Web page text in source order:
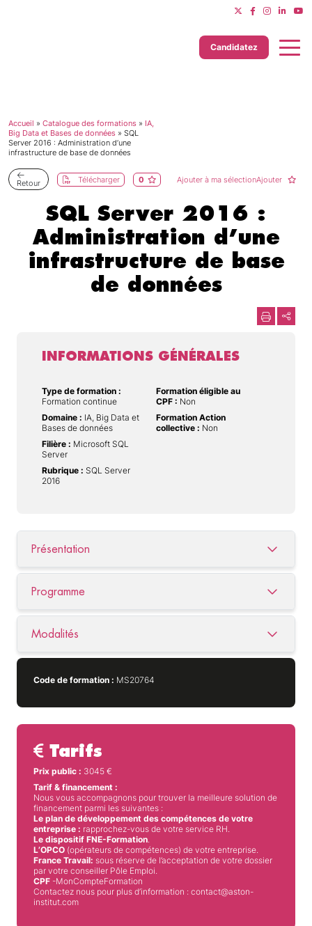
Candidatez
Accueil » Catalogue des formations » IA,
Big Data et Bases de données » SQL
Server 2016 : Administration d’une
infrastructure de base de données
Retour Télécharger 0 Ajouter à ma sélectionAjouter
SQL Server 2016 :
Administration d’une
infrastructure de base
de données
INFORMATIONS GÉNÉRALES
Type de formation :
Formation continue
Domaine : IA, Big Data et
Bases de données
Filière : Microsoft SQL
Server
Rubrique : SQL Server
2016
Formation éligible au
CPF : Non
Formation Action
collective : Non
Présentation
Programme
Modalités
Code de formation : MS20764
Tarifs
Prix public : 3045 €
Tarif & financement :
Nous vous accompagnons pour trouver la meilleure solution de
financement parmi les suivantes :
Le plan de développement des compétences de votre
entreprise : rapprochez-vous de votre service RH.
Le dispositif FNE-Formation.
L’OPCO (opérateurs de compétences) de votre entreprise.
France Travail: sous réserve de l’acceptation de votre dossier
par votre conseiller Pôle Emploi.
CPF -MonCompteFormation
Contactez nous pour plus d’information : contact@aston-
institut.com